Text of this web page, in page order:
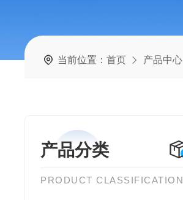
当前位置：首页 产品中心
产品分类
PRODUCT CLASSIFICATION